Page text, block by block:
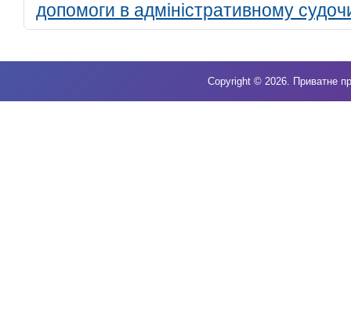
допомоги в адміністративному
Copyright © 2026. Приватне